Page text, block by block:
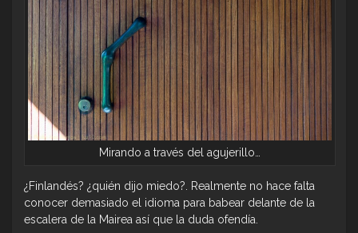
Mirando a través del agujerillo…
¿Finlandés? ¿quién dijo miedo?. Realmente no hace falta
conocer demasiado el idioma para babear delante de la
escalera de la Mairea así que la duda ofendía.